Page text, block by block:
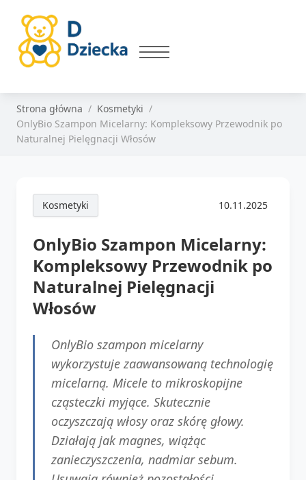
Strona główna
Kosmetyki
OnlyBio Szampon Micelarny: Kompleksowy Przewodnik po
Naturalnej Pielęgnacji Włosów
Kosmetyki 10.11.2025
OnlyBio Szampon Micelarny:
Kompleksowy Przewodnik po
Naturalnej Pielęgnacji
Włosów
OnlyBio szampon micelarny
wykorzystuje zaawansowaną technologię
micelarną. Micele to mikroskopijne
cząsteczki myjące. Skutecznie
oczyszczają włosy oraz skórę głowy.
Działają jak magnes, wiążąc
zanieczyszczenia, nadmiar sebum.